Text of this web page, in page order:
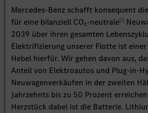
Mercedes-Benz schafft konsequent
für eine bilanziell CO₂-neutrale[1]
2039 über ihren gesamten
Elektrifizierung unserer Flotte ist
Hebel hierfür. Wir gehen davon aus,
Anteil von Elektroautos und Plug-in-
Neuwagenverkäufen in der zweiten
Jahrzehnts bis zu 50 Prozent
Herzstück dabei ist die Batterie.